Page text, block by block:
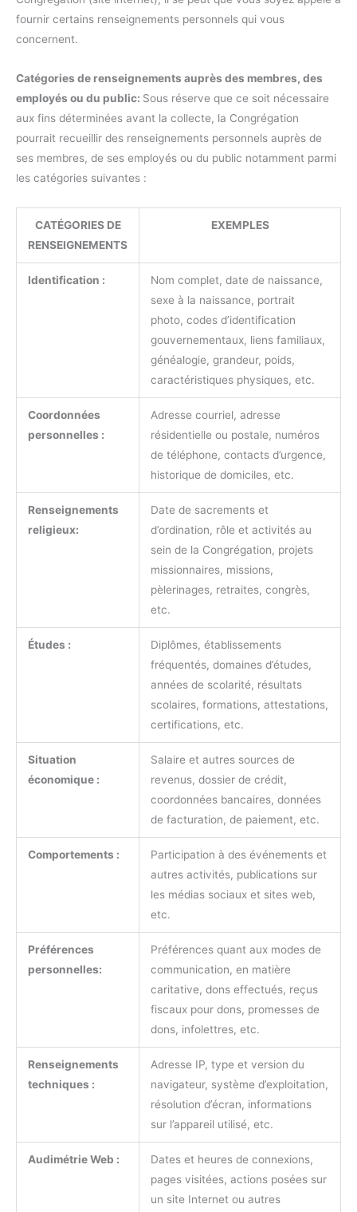
fournir certains renseignements personnels qui vous
concernent.
Catégories de renseignements auprès des membres, des
employés ou du public: Sous réserve que ce soit nécessaire
aux fins déterminées avant la collecte, la Congrégation
pourrait recueillir des renseignements personnels auprès de
ses membres, de ses employés ou du public notamment parmi
les catégories suivantes :
CATÉGORIES DE
RENSEIGNEMENTS
EXEMPLES
Identification :
Nom complet, date de naissance,
sexe à la naissance, portrait
photo, codes d’identification
gouvernementaux, liens familiaux,
généalogie, grandeur, poids,
caractéristiques physiques, etc.
Coordonnées
personnelles :
Adresse courriel, adresse
résidentielle ou postale, numéros
de téléphone, contacts d’urgence,
historique de domiciles, etc.
Renseignements
religieux:
Date de sacrements et
d’ordination, rôle et activités au
sein de la Congrégation, projets
missionnaires, missions,
pèlerinages, retraites, congrès,
etc.
Études :
Diplômes, établissements
fréquentés, domaines d’études,
années de scolarité, résultats
scolaires, formations, attestations,
certifications, etc.
Situation
économique :
Salaire et autres sources de
revenus, dossier de crédit,
coordonnées bancaires, données
de facturation, de paiement, etc.
Comportements :
Participation à des événements et
autres activités, publications sur
les médias sociaux et sites web,
etc.
Préférences
personnelles:
Préférences quant aux modes de
communication, en matière
caritative, dons effectués, reçus
fiscaux pour dons, promesses de
dons, infolettres, etc.
Renseignements
techniques :
Adresse IP, type et version du
navigateur, système d’exploitation,
résolution d’écran, informations
sur l’appareil utilisé, etc.
Audimétrie Web :
Dates et heures de connexions,
pages visitées, actions posées sur
un site Internet ou autres